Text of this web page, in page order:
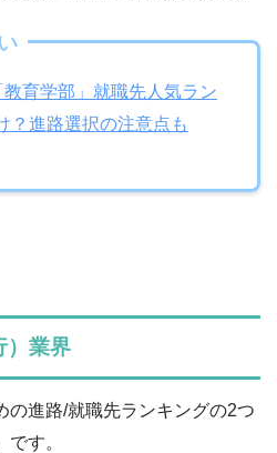
教育学部」就職先人気ラン
？進路選択の注意点も
）業界
の進路/就職先ランキングの2つ
です。